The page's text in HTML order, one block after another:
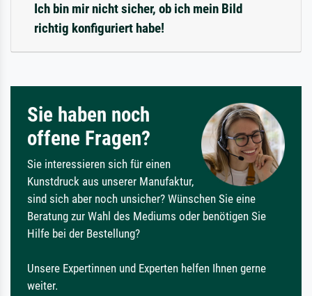
Ich bin mir nicht sicher, ob ich mein Bild
richtig konfiguriert habe!
Sie haben noch
offene Fragen?
Sie interessieren sich für einen
Kunstdruck aus unserer Manufaktur,
sind sich aber noch unsicher? Wünschen Sie eine
Beratung zur Wahl des Mediums oder benötigen Sie
Hilfe bei der Bestellung?
Unsere Expertinnen und Experten helfen Ihnen gerne
weiter.